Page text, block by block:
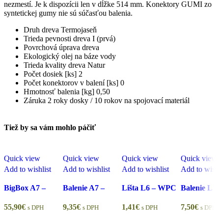
nezmestí. Je k dispozícii len v dĺžke 514 mm. Konektory GUMI zo
syntetickej gumy nie sú súčasťou balenia.
Druh dreva Termojaseň
Trieda pevnosti dreva I (prvá)
Povrchová úprava dreva
Ekologický olej na báze vody
Trieda kvality dreva Natur
Počet dosiek [ks] 2
Počet konektorov v balení [ks] 0
Hmotnosť balenia [kg] 0,50
Záruka 2 roky dosky / 10 rokov na spojovací materiál
Tiež by sa vám mohlo páčiť
Quick view
Add to wishlist
BigBox A7 –
olejovaná
55,90€ s DPH
Quick view
Add to wishlist
Balenie A7 –
olejovaná
9,35€ s DPH
Quick view
Add to wishlist
Lišta L6 – WPC
orech
1,41€ s DPH
Quick view
Add to
Balenie L7-
olejovaná
7,50€ s DPH